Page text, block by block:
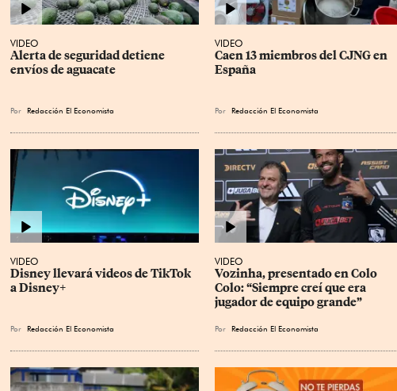
VIDEO
Alerta de seguridad detiene
envíos de aguacate
Por Redacción El Economista
VIDEO
Caen 13 miembros del CJNG en
España
Por Redacción El Economista
VIDEO
Disney llevará videos de TikTok
a Disney+
Por Redacción El Economista
VIDEO
Vozinha, presentado en Colo
Colo: “Siempre creí que era
jugador de equipo grande”
Por Redacción El Economista